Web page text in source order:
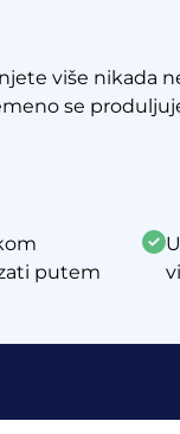
više nikada
se
putem